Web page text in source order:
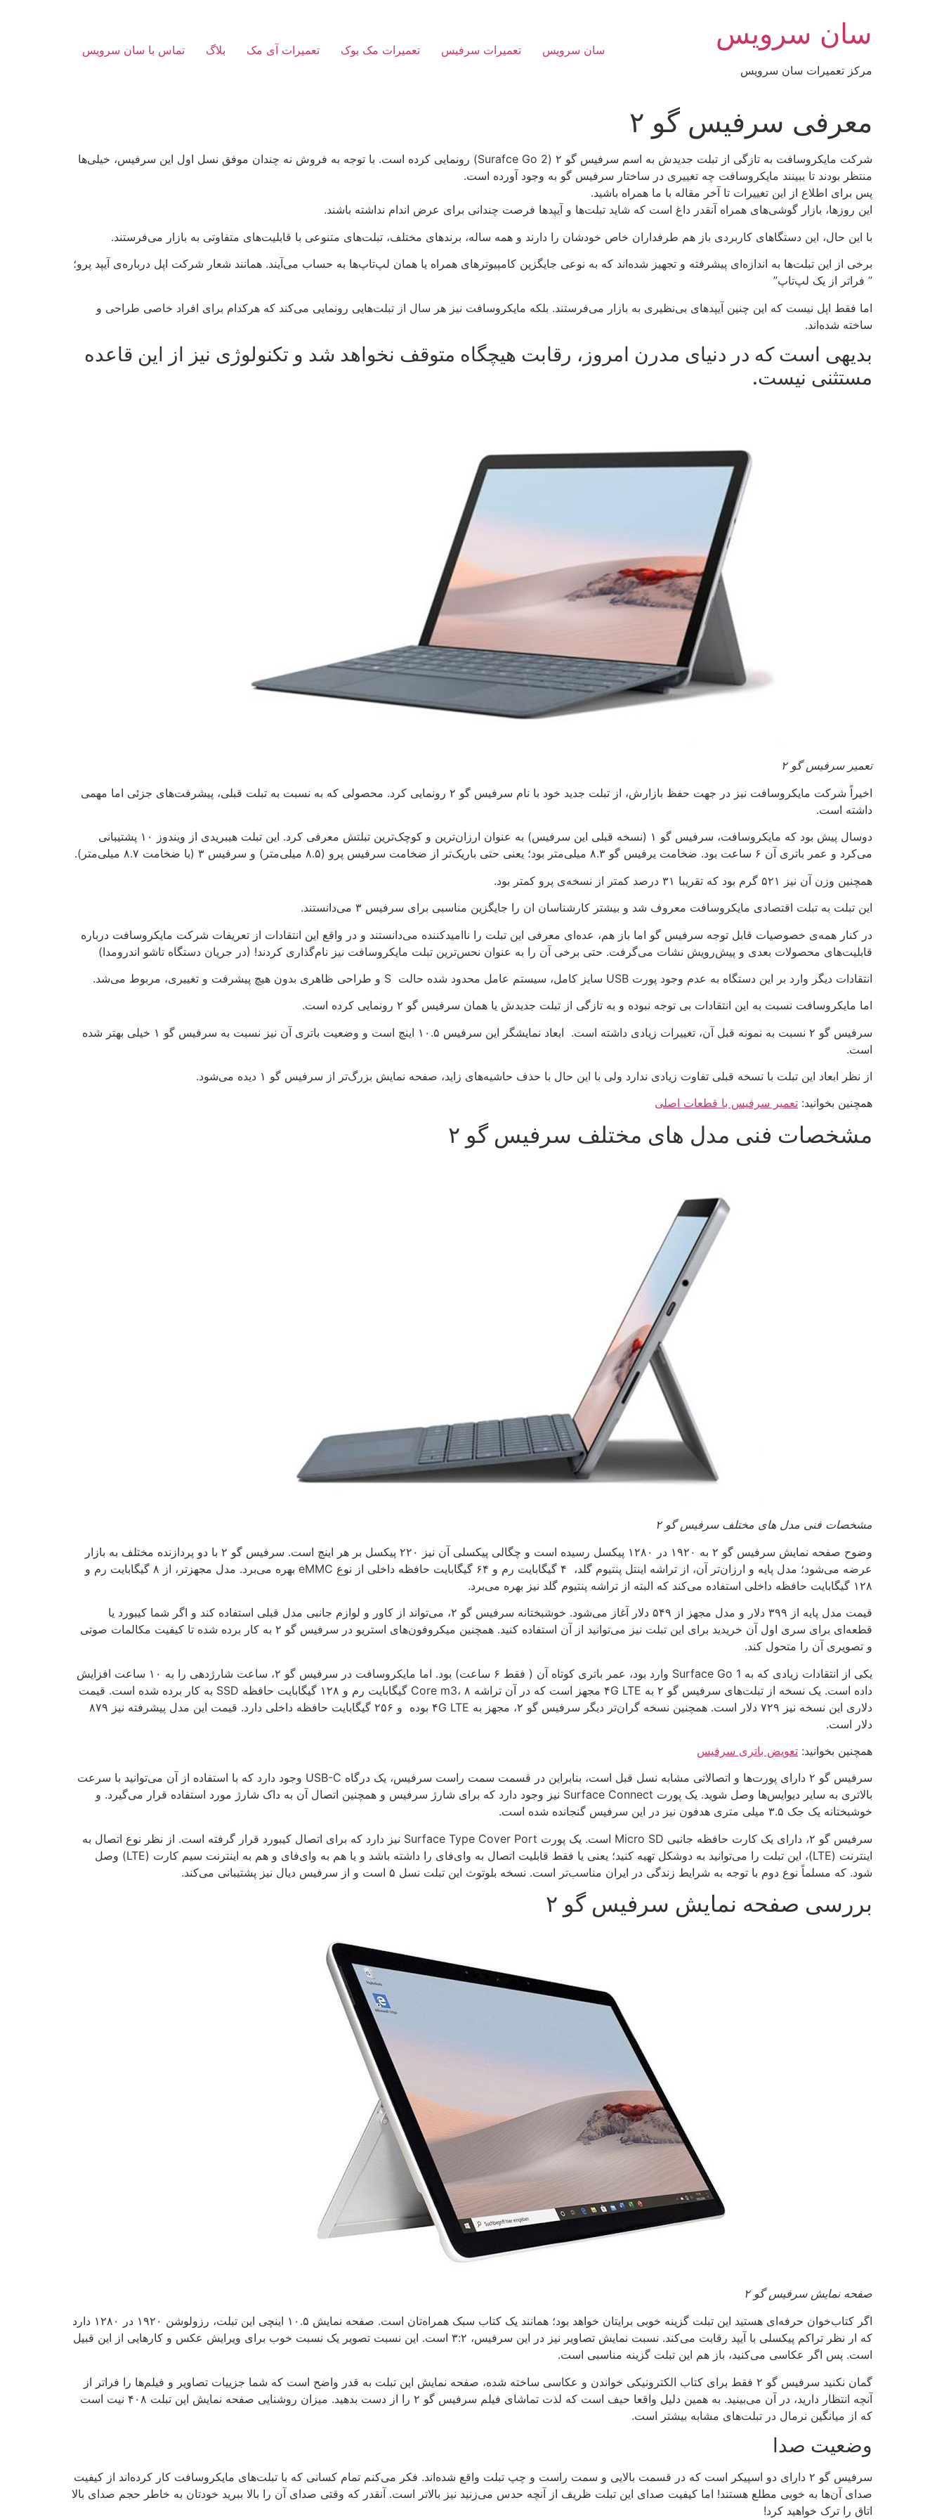
سان سرویس
مرکز تعمیرات سان سرویس
سان سرویس تعمیرات سرفیس تعمیرات مک بوک تعمیرات آی مک بلاگ تماس با سان سرویس
معرفی سرفیس گو ۲
شرکت مایکروسافت به تازگی از تبلت جدیدش به اسم سرفیس گو ۲ (Surafce Go 2) رونمایی کرده است. با توجه به فروش نه چندان موفق نسل اول این سرفیس، خیلی‌ها
منتظر بودند تا ببینند مایکروسافت چه تغییری در ساختار سرفیس گو به وجود آورده است.
پس برای اطلاع از این تغییرات تا آخر مقاله با ما همراه باشید.
این روزها، بازار گوشی‌های همراه آنقدر داغ است که شاید تبلت‌ها و آیپد‌ها فرصت چندانی برای عرض اندام نداشته باشند.
با این حال، این دستگا‌های کاربردی باز هم طرفداران خاص خودشان را دارند و همه ساله، برندهای مختلف، تبلت‌های متنوعی با قابلیت‌های متفاوتی به بازار می‌فرستند.
برخی از این تبلت‌ها به اندازه‌ای پیشرفته و تجهیز شده‌اند که به نوعی جایگزین کامپیوترهای همراه یا همان لپ‌تاپ‌ها به حساب می‌آیند. همانند شعار شرکت اپل درباره‌ی آیپد پرو؛
” فراتر از یک لپ‌تاپ”
اما فقط اپل نیست که این چنین آیپدهای بی‌نظیری به بازار می‌فرستند. بلکه مایکروسافت نیز هر سال از تبلت‌هایی رونمایی می‌کند که هرکدام برای افراد خاصی طراحی و
ساخته شده‌اند.
بدیهی است که در دنیای مدرن امروز، رقابت هیچ‎گاه متوقف نخواهد شد و تکنولوژی نیز از این قاعده
مستثنی نیست.
تعمیر سرفیس گو ۲
اخیراً شرکت مایکروسافت نیز در جهت حفظ بازارش، از تبلت جدید خود با نام سرفیس گو ۲ رونمایی کرد. محصولی که به نسبت به تبلت قبلی، پیشرفت‌های جزئی اما مهمی
داشته است.
دوسال پیش بود که مایکروسافت، سرفیس گو ۱ (نسخه قبلی این سرفیس) به عنوان ارزان‌ترین و کوچک‌ترین تبلتش معرفی کرد. این تبلت هیبریدی از ویندوز ۱۰ پشتیبانی
می‌کرد و عمر باتری آن ۶ ساعت بود. ضخامت یرفیس گو ۸.۳ میلی‌متر بود؛ یعنی حتی باریک‌تر از ضخامت سرفیس پرو (۸.۵ میلی‌متر) و سرفیس ۳ (با ضخامت ۸.۷ میلی‌متر).
همچنین وزن آن نیز ۵۲۱ گرم بود که تقریبا ۳۱ درصد کمتر از نسخه‌ی پرو کمتر بود.
این تبلت به تبلت اقتصادی مایکروسافت معروف شد و بیشتر کارشناسان ان را جایگزین مناسبی برای سرفیس ۳ می‌دانستند.
در کنار همه‌ی خصوصیات قابل توجه سرفیس گو اما باز هم، عده‌ای معرفی این تبلت را ناامیدکننده می‌دانستند و در واقع این انتقادات از تعریفات شرکت مایکروسافت درباره
قابلیت‌های محصولات بعدی و پیش‌رویش نشات می‌گرفت. حتی برخی آن را به عنوان نحس‌ترین تبلت مایکروسافت نیز نام‌گذاری کردند! (در جریان دستگاه تاشو اندرومدا)
انتقادات دیگر وارد بر این دستگاه به عدم وجود پورت USB سایز کامل، سیستم عامل محدود شده حالت S و طراحی ظاهری بدون هیچ پیشرفت و تغییری، مربوط می‌شد.
اما مایکروسافت نسبت به این انتقادات بی توجه نبوده و به تازگی از تبلت جدیدش یا همان سرفیس گو ۲ رونمایی کرده است.
سرفیس گو ۲ نسبت به نمونه قبل آن، تغییرات زیادی داشته است. ابعاد نمایشگر این سرفیس ۱۰.۵ اینچ است و وضعیت باتری آن نیز نسبت به سرفیس گو ۱ خیلی بهتر شده
است.
از نظر ابعاد این تبلت با نسخه قبلی تفاوت زیادی ندارد ولی با این حال با حذف حاشیه‌های زاید، صفحه نمایش بزرگ‌تر از سرفیس گو ۱ دیده می‌شود.
همچنین بخوانید: تعمیر سرفیس با قطعات اصلی
مشخصات فنی مدل های مختلف سرفیس گو ۲
مشخصات فنی مدل های مختلف سرفیس گو ۲
وضوح صفحه نمایش سرفیس گو ۲ به ۱۹۲۰ در ۱۲۸۰ پیکسل رسیده است و چگالی پیکسلی آن نیز ۲۲۰ پیکسل بر هر اینچ است. سرفیس گو ۲ با دو پردازنده مختلف به بازار
عرضه می‌شود؛ مدل پایه و ارزان‌تر آن، از تراشه اینتل پنتیوم گلد، ۴ گیگابایت رم و ۶۴ گیگابایت حافظه داخلی از نوع eMMC بهره می‌برد. مدل مجهزتر، از ۸ گیگابایت رم و
۱۲۸ گیگابایت حافظه داخلی استفاده می‌کند که البته از تراشه پنتیوم گلد نیز بهره می‌برد.
قیمت مدل پایه از ۳۹۹ دلار و مدل مجهز از ۵۴۹ دلار آغاز می‌شود. خوشبختانه سرفیس گو ۲، می‌تواند از کاور و لوازم جانبی مدل قبلی استفاده کند و اگر شما کیبورد یا
قطعه‌ای برای سری اول آن خریدید برای این تبلت نیز می‌توانید از آن استفاده کنید. همچنین میکروفون‌های استریو در سرفیس گو ۲ به کار برده شده تا کیفیت مکالمات صوتی
و تصویری آن را متحول کند.
یکی از انتقادات زیادی که به Surface Go 1 وارد بود، عمر باتری کوتاه آن ( فقط ۶ ساعت) بود. اما مایکروسافت در سرفیس گو ۲، ساعت شارژدهی را به ۱۰ ساعت افزایش
داده است. یک نسخه از تبلت‌های سرفیس گو ۲ به ۴G LTE مجهز است که در آن تراشه Core m3، ۸ گیگابایت رم و ۱۲۸ گیگابایت حافظه SSD به کار برده شده است. قیمت
دلاری این نسخه نیز ۷۲۹ دلار است. همچنین نسخه گران‌تر دیگر سرفیس گو ۲، مجهز به ۴G LTE‌ بوده و ۲۵۶ گیگابایت حافظه داخلی دارد. قیمت این مدل پیشرفته نیز ۸۷۹
دلار است.
همچنین بخوانید: تعویض باتری سرفیس
سرفیس گو ۲ دارای پورت‌ها و اتصالاتی مشابه نسل قبل است، بنابراین در قسمت سمت راست سرفیس، یک درگاه USB-C وجود دارد که با استفاده از آن می‌توانید با سرعت
بالاتری به سایر دیوایس‌ها وصل شوید. یک پورت Surface Connect نیز وجود دارد که برای شارژ سرفیس و همچنین اتصال آن به داک شارژ مورد استفاده قرار می‌گیرد. و
خوشبختانه یک جک ۳.۵ میلی متری هدفون نیز در این سرفیس گنجانده شده است.
سرفیس گو ۲، دارای یک کارت حافظه جانبی Micro SD است. یک پورت Surface Type Cover Port نیز دارد که برای اتصال کیبورد قرار گرفته است. از نظر نوع اتصال به
اینترنت (LTE)، این تبلت را می‌توانید به دوشکل تهیه کنید؛ یعنی یا فقط قابلیت اتصال به وای‌فای را داشته باشد و یا هم به وای‌فای و هم به اینترنت سیم کارت (LTE) وصل
شود. که مسلماً نوع دوم با توجه به شرایط زندگی در ایران مناسب‌تر است. نسخه بلوتوث این تبلت نسل ۵ است و از سرفیس دیال نیز پشتیبانی می‌کند.
بررسی صفحه نمایش سرفیس گو ۲
صفحه نمایش سرفیس گو ۲
اگر کتاب‌خوان حرفه‌ای هستید این تبلت گزینه خوبی برایتان خواهد بود؛ همانند یک کتاب سبک همراه‌تان است. صفحه نمایش ۱۰.۵ اینچی این تبلت، رزولوشن ۱۹۲۰ در ۱۲۸۰ دارد
که ار نظر تراکم پیکسلی با آیپد رقابت می‌کند. نسبت نمایش تصاویر نیز در این سرفیس، ۳:۲ است. این نسبت تصویر یک نسبت خوب برای ویرایش عکس و کارهایی از این قبیل
است. پس اگر عکاسی می‌کنید، باز هم این تبلت گزینه مناسبی است.
گمان نکنید سرفیس گو ۲ فقط برای کتاب الکترونیکی خواندن و عکاسی ساخته شده، صفحه نمایش این تبلت به قدر واضح است که شما جزییات تصاویر و فیلم‌ها را فراتر از
آنچه انتظار دارید، در آن می‌بینید. به همین دلیل واقعا حیف است که لذت تماشای فیلم سرفیس گو ۲ را از دست بدهید. میزان روشنایی صفحه نمایش این تبلت ۴۰۸ نیت است
که از میانگین نرمال در تبلت‌های مشابه بیشتر است.
وضعیت صدا
سرفیس گو ۲ دارای دو اسپیکر است که در قسمت بالایی و سمت راست و چپ تبلت واقع شده‌اند. فکر می‌کنم تمام کسانی که با تبلت‌های مایکروسافت کار کرده‌اند از کیفیت
صدای آن‌ها به خوبی مطلع هستند! اما کیفیت صدای این تبلت ظریف از آنچه حدس می‌زنید نیز بالاتر است. آنقدر که وقتی صدای آن را بالا ببرید خودتان به خاطر حجم صدای بالا
اتاق را ترک خواهید کرد!